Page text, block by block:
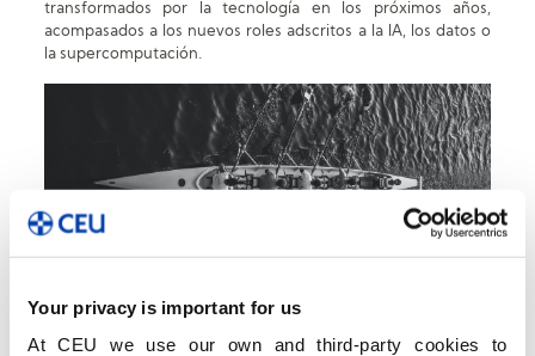
Your privacy is important for us
At CEU we use our own and third-party cookies to
transformados por la tecnología en los próximos años,
acompasados a los nuevos roles adscritos a la IA, los datos o
la supercomputación.
Por todo lo anterior -y mucho más- estamos obligados a
promover las claves de un novedoso modelo de gestión